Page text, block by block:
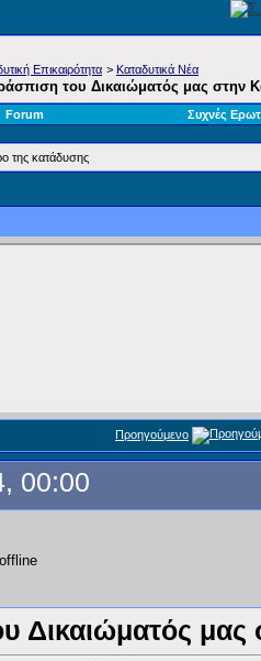
Επικαιρότητα > Καταδυτικά Νέα
του Δικαιώματός μας στην
Forum Συχνές
της κατάδυσης
Προηγούμενο
00:00
Δικαιώματός